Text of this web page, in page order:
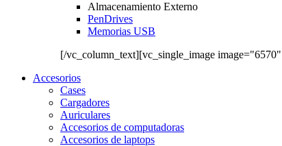
Almacenamiento Externo
PenDrives
Memorias USB
[/vc_column_text][vc_single_image
Accesorios
Cases
Cargadores
Auriculares
Accesorios de computadoras
Accesorios de laptops